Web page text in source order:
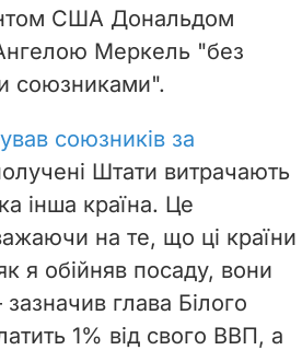
США Дональдом
Меркель "без
союзниками".
союзників за
Штати витрачають
інша країна. Це
на те, що ці країни
я обійняв посаду, вони
зазначив глава Білого
1% від свого ВВП, а